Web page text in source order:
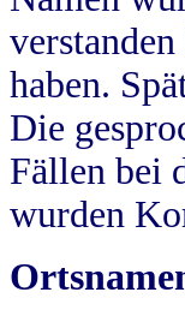
haben.
Die
Fällen bei
wurden